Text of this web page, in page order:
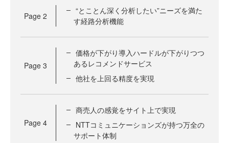
Page 2
“とことん深く分析したい”ニーズを満た
す経路分析機能
Page 3
価格が下がり導入ハードルが下がりつつ
あるレコメンドサービス
他社を上回る精度を実現
Page 4
商売人の感覚をサイト上で実現
NTTコミュニケーションズが持つ万全の
サポート体制